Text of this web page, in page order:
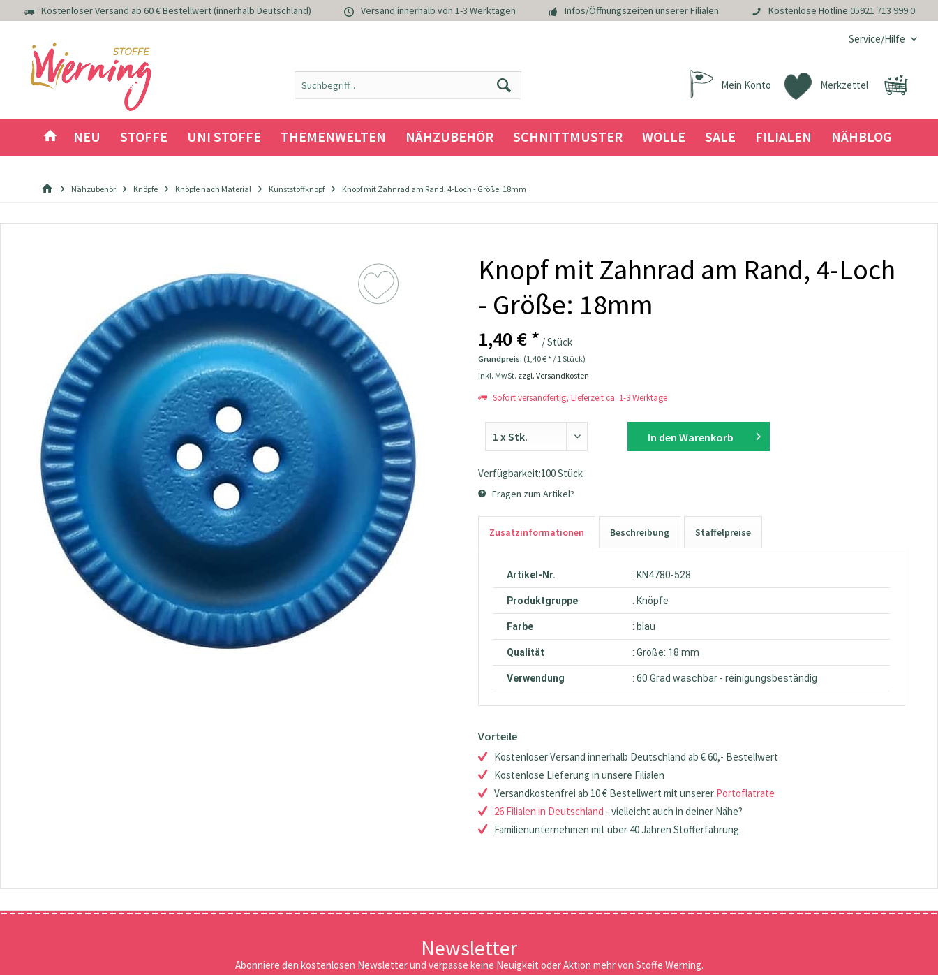
Kostenloser Versand ab 60 € Bestellwert (innerhalb Deutschland) Versand innerhalb von 1-3 Werktagen Infos/Öffnungszeiten unserer Filialen Kostenlose Hotline 05921 713 999 0
Service/Hilfe
Merkzettel
Mein Konto
NEU STOFFE UNI STOFFE THEMENWELTEN NÄHZUBEHÖR SCHNITTMUSTER WOLLE SALE FILIALEN NÄHBLOG
Nähzubehör Knöpfe Knöpfe nach Material Kunststoffknopf Knopf mit Zahnrad am Rand, 4-Loch - Größe: 18mm
Knopf mit Zahnrad am Rand, 4-Loch
- Größe: 18mm
1,40 € * / Stück
Grundpreis: (1,40 € * / 1 Stück)
inkl. MwSt. zzgl. Versandkosten
Sofort versandfertig, Lieferzeit ca. 1-3 Werktage
In den Warenkorb
Verfügbarkeit:100 Stück
Fragen zum Artikel?
Zusatzinformationen Beschreibung Staffelpreise
Artikel-Nr. : KN4780-528
Produktgruppe : Knöpfe
Farbe : blau
Qualität : Größe: 18 mm
Verwendung : 60 Grad waschbar - reinigungsbeständig
Vorteile
Kostenloser Versand innerhalb Deutschland ab € 60,- Bestellwert
Kostenlose Lieferung in unsere Filialen
Versandkostenfrei ab 10 € Bestellwert mit unserer Portoflatrate
26 Filialen in Deutschland - vielleicht auch in deiner Nähe?
Familienunternehmen mit über 40 Jahren Stofferfahrung
Newsletter
Abonniere den kostenlosen Newsletter und verpasse keine Neuigkeit oder Aktion mehr von Stoffe Werning.